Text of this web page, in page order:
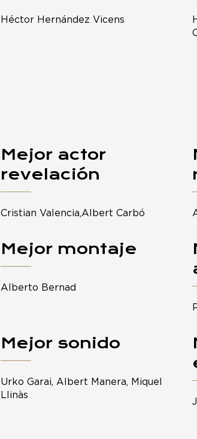
Héctor Hernández Vicens
Mejor actor
revelación
Cristian Valencia,Albert Carbó
Mejor montaje
Alberto Bernad
Mejor sonido
Urko Garai, Albert Manera, Miquel
Llinàs